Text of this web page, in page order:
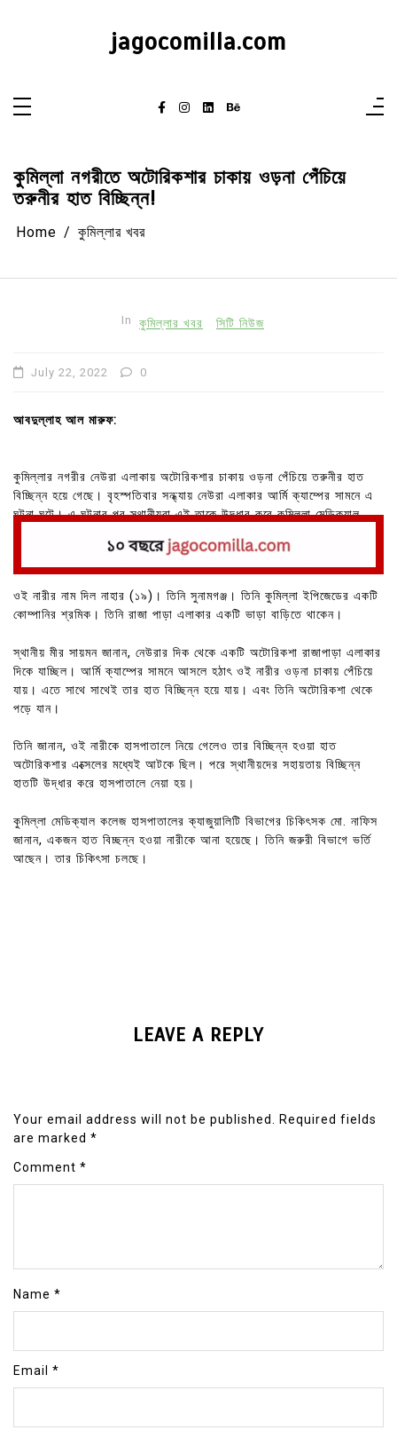
jagocomilla.com
কুমিল্লা নগরীতে অটোরিকশার চাকায় ওড়না পেঁচিয়ে
তরুনীর হাত বিচ্ছিন্ন!
Home কুমিল্লার খবর
In কুমিল্লার খবর সিটি নিউজ
July 22, 2022 0
আবদুল্লাহ আল মারুফ:
কুমিল্লার নগরীর নেউরা এলাকায় অটোরিকশার চাকায় ওড়না পেঁচিয়ে তরুনীর হাত
বিচ্ছিন্ন হয়ে গেছে। বৃহস্পতিবার সন্ধ্যায় নেউরা এলাকার আর্মি ক্যাম্পের সামনে এ
ঘটনা ঘটে। এ ঘটনার পর স্থানীয়রা এই তাকে উদ্ধার করে কুমিল্লা মেডিক্যাল
ওই নারীর নাম দিল নাহার (১৯)। তিনি সুনামগঞ্জ। তিনি কুমিল্লা ইপিজেডের একটি
কোম্পানির শ্রমিক। তিনি রাজা পাড়া এলাকার একটি ভাড়া বাড়িতে থাকেন।
স্থানীয় মীর সায়মন জানান, নেউরার দিক থেকে একটি অটোরিকশা রাজাপাড়া এলাকার
দিকে যাচ্ছিল। আর্মি ক্যাম্পের সামনে আসলে হঠাৎ ওই নারীর ওড়না চাকায় পেঁচিয়ে
যায়। এতে সাথে সাথেই তার হাত বিচ্ছিন্ন হয়ে যায়। এবং তিনি অটোরিকশা থেকে
পড়ে যান।
তিনি জানান, ওই নারীকে হাসপাতালে নিয়ে গেলেও তার বিচ্ছিন্ন হওয়া হাত
অটোরিকশার এক্সেলের মধ্যেই আটকে ছিল। পরে স্থানীয়দের সহায়তায় বিচ্ছিন্ন
হাতটি উদ্ধার করে হাসপাতালে নেয়া হয়।
কুমিল্লা মেডিক্যাল কলেজ হাসপাতালের ক্যাজুয়ালিটি বিভাগের চিকিৎসক মো. নাফিস
জানান, একজন হাত বিচ্ছন্ন হওয়া নারীকে আনা হয়েছে। তিনি জরুরী বিভাগে ভর্তি
আছেন। তার চিকিৎসা চলছে।
LEAVE A REPLY
Your email address will not be published.
Required fields
are marked *
Comment *
Name *
Email *